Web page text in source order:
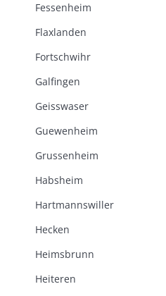
Fessenheim
Flaxlanden
Fortschwihr
Galfingen
Geisswaser
Guewenheim
Grussenheim
Habsheim
Hartmannswiller
Hecken
Heimsbrunn
Heiteren